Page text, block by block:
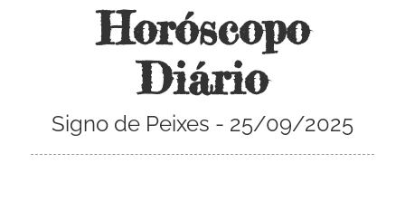
Horóscopo
Diário
Signo de Peixes - 25/09/2025